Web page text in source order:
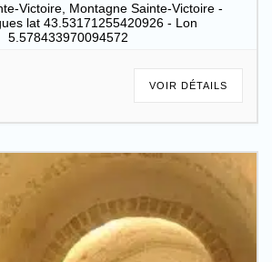
Victoire, Montagne Sainte-Victoire -
lat 43.53171255420926 - Lon
5.578433970094572
VOIR DÉTAILS